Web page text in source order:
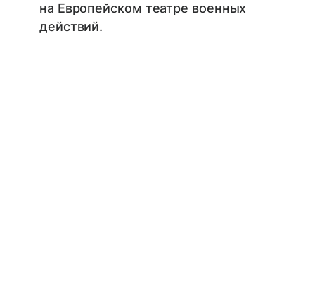
на Европейском театре военных
действий.